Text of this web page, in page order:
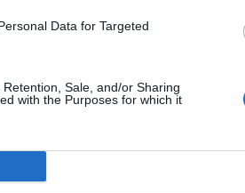
Data for Targeted
Sale, and/or Sharing
with the Purposes for which it